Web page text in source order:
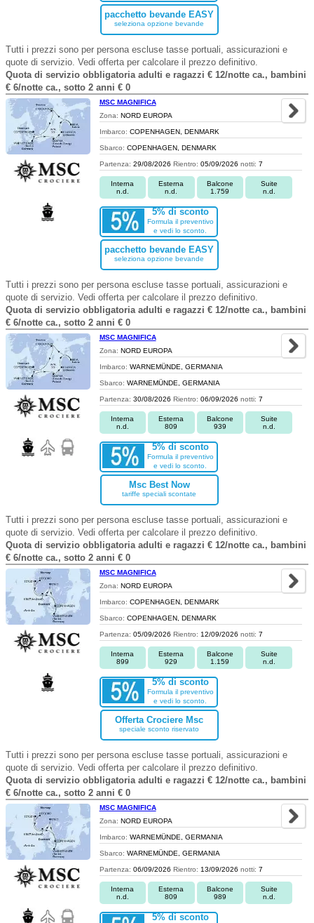
pacchetto bevande EASY
seleziona opzione bevande
Tutti i prezzi sono per persona escluse tasse portuali, assicurazioni e
quote di servizio. Vedi offerta per calcolare il prezzo definitivo.
Quota di servizio obbligatoria adulti e ragazzi € 12/notte ca., bambini
€ 6/notte ca., sotto 2 anni € 0
MSC MAGNIFICA
Zona: NORD EUROPA
Imbarco: COPENHAGEN, DENMARK
Sbarco: COPENHAGEN, DENMARK
Partenza: 29/08/2026 Rientro: 05/09/2026 notti: 7
Interna
n.d.
Esterna
n.d.
Balcone
1.759
Suite
n.d.
5% di sconto
Formula il preventivo
e vedi lo sconto.
pacchetto bevande EASY
seleziona opzione bevande
Tutti i prezzi sono per persona escluse tasse portuali, assicurazioni e
quote di servizio. Vedi offerta per calcolare il prezzo definitivo.
Quota di servizio obbligatoria adulti e ragazzi € 12/notte ca., bambini
€ 6/notte ca., sotto 2 anni € 0
MSC MAGNIFICA
Zona: NORD EUROPA
Imbarco: WARNEMÜNDE, GERMANIA
Sbarco: WARNEMÜNDE, GERMANIA
Partenza: 30/08/2026 Rientro: 06/09/2026 notti: 7
Interna
n.d.
Esterna
809
Balcone
939
Suite
n.d.
5% di sconto
Formula il preventivo
e vedi lo sconto.
Msc Best Now
tariffe speciali scontate
Tutti i prezzi sono per persona escluse tasse portuali, assicurazioni e
quote di servizio. Vedi offerta per calcolare il prezzo definitivo.
Quota di servizio obbligatoria adulti e ragazzi € 12/notte ca., bambini
€ 6/notte ca., sotto 2 anni € 0
MSC MAGNIFICA
Zona: NORD EUROPA
Imbarco: COPENHAGEN, DENMARK
Sbarco: COPENHAGEN, DENMARK
Partenza: 05/09/2026 Rientro: 12/09/2026 notti: 7
Interna
899
Esterna
929
Balcone
1.159
Suite
n.d.
5% di sconto
Formula il preventivo
e vedi lo sconto.
Offerta Crociere Msc
speciale sconto riservato
Tutti i prezzi sono per persona escluse tasse portuali, assicurazioni e
quote di servizio. Vedi offerta per calcolare il prezzo definitivo.
Quota di servizio obbligatoria adulti e ragazzi € 12/notte ca., bambini
€ 6/notte ca., sotto 2 anni € 0
MSC MAGNIFICA
Zona: NORD EUROPA
Imbarco: WARNEMÜNDE, GERMANIA
Sbarco: WARNEMÜNDE, GERMANIA
Partenza: 06/09/2026 Rientro: 13/09/2026 notti: 7
Interna
n.d.
Esterna
809
Balcone
989
Suite
n.d.
5% di sconto